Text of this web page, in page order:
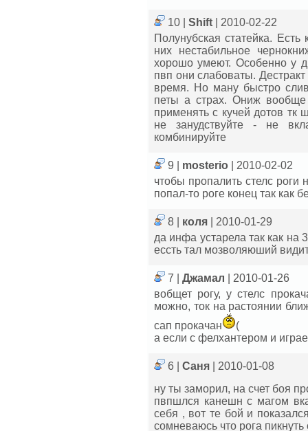
10 | Shift
| 2010-02-22
Полунубская статейка.
них нестабильное
хорошо умеют. Особенно у
пвп они слабоваты.
время. Но ману быстро
петы а страх. Ониж
применять с кучей дотов тк
не занудствуйте - не
комбинируйте
9 | mosterio
| 2010-02-02
чтобы пропалить стелс
попал-то роге конец так как
8 | коля
| 2010-01-29
да инфа устарела так как
ессть тал мозволяюший
7 | Джамал
| 2010-01-26
вобщет рогу, у стелс
можно, ток на растоянии
сап прокачан
(
а если с фелхантером и
6 | Саня
| 2010-01-08
ну ты заморил, на счет боя
пвпшлся канешн с магом
себя , вот те бой и
сомневаюсь что рога пикнуть